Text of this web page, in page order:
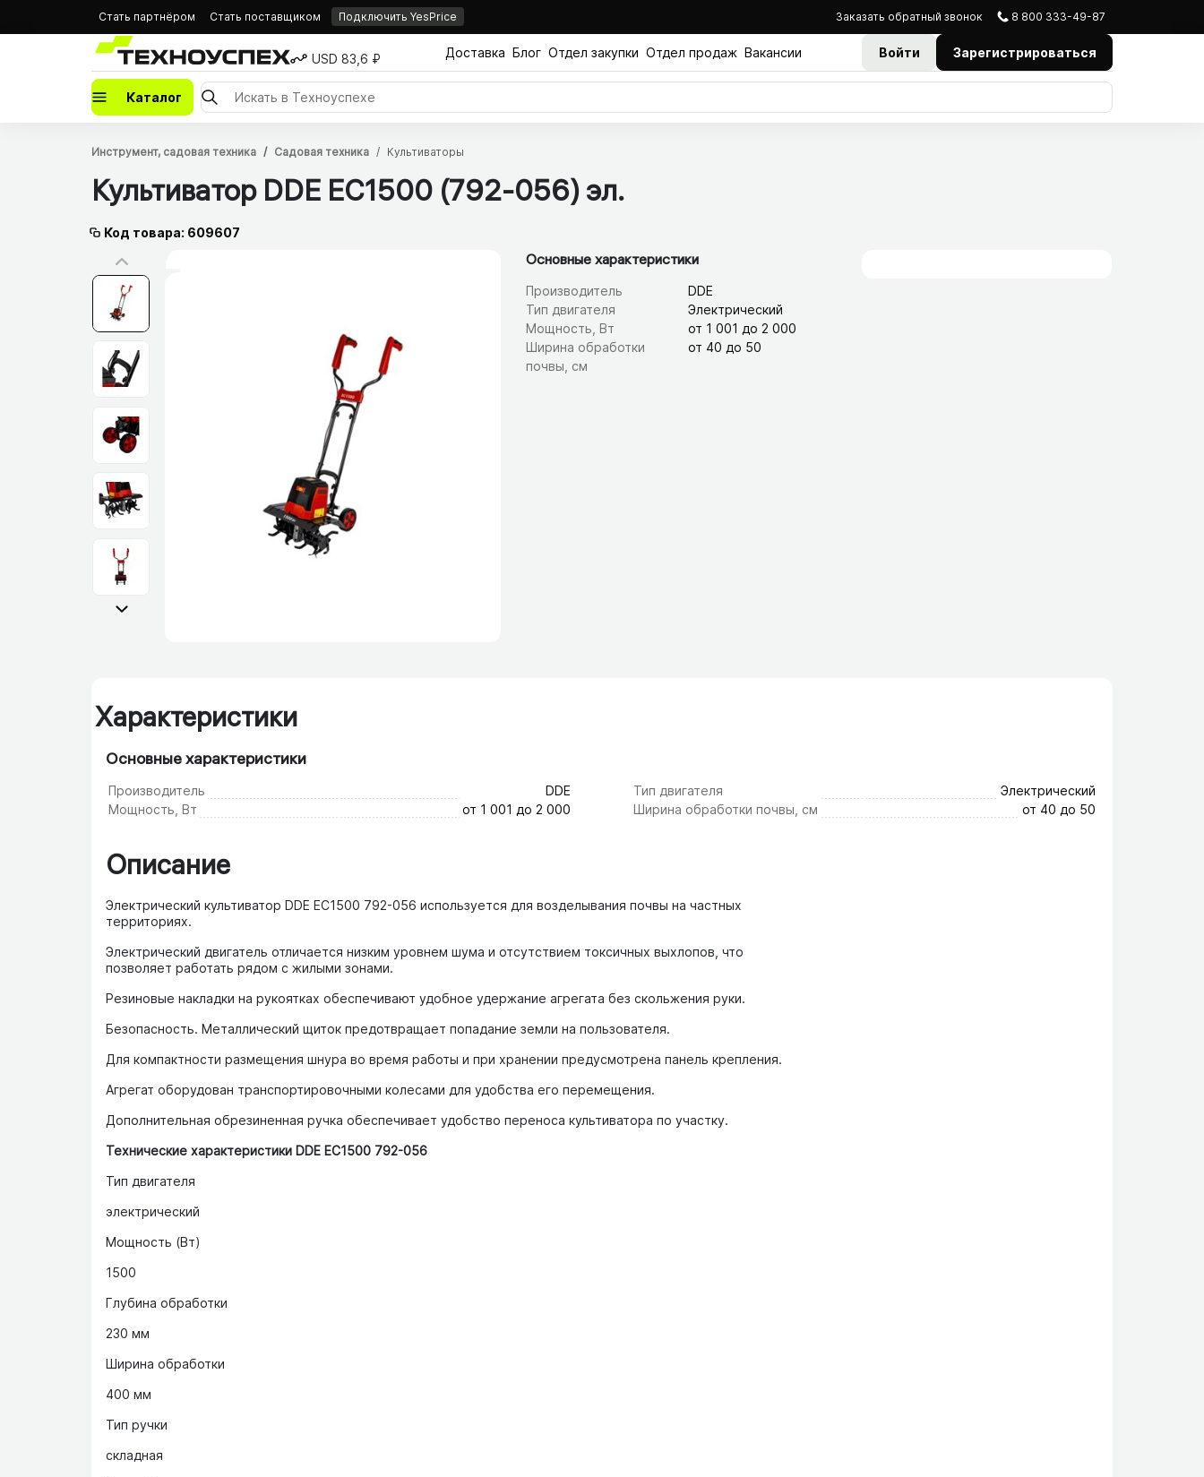
Стать партнёром Стать поставщиком Подключить YesPrice Заказать обратный звонок 8 800 333-49-87
USD 83,6 ₽ Доставка Блог Отдел закупки Отдел продаж Вакансии Войти Зарегистрироваться
Каталог
Инструмент, садовая техника Садовая техника Культиваторы
Культиватор DDE EC1500 (792-056) эл.
Код товара: 609607
Основные характеристики
Производитель
DDE
Тип двигателя
Электрический
Мощность, Вт
от 1 001 до 2 000
Ширина обработки
почвы, см
от 40 до 50
Характеристики
Основные характеристики
Производитель DDE Тип двигателя
Электрический
Мощность, Вт
от 1 001 до 2 000 Ширина обработки почвы, см от 40 до 50
Описание
Электрический культиватор DDE EC1500 792-056 используется для возделывания почвы на частных
территориях.
Электрический двигатель отличается низким уровнем шума и отсутствием токсичных выхлопов, что
позволяет работать рядом с жилыми зонами.
Резиновые накладки на рукоятках обеспечивают удобное удержание агрегата без скольжения руки.
Безопасность. Металлический щиток предотвращает попадание земли на пользователя.
Для компактности размещения шнура во время работы и при хранении предусмотрена панель крепления.
Агрегат оборудован транспортировочными колесами для удобства его перемещения.
Дополнительная обрезиненная ручка обеспечивает удобство переноса культиватора по участку.
Технические характеристики DDE EC1500 792-056
Тип двигателя
электрический
Мощность (Вт)
1500
Глубина обработки
230 мм
Ширина обработки
400 мм
Тип ручки
складная